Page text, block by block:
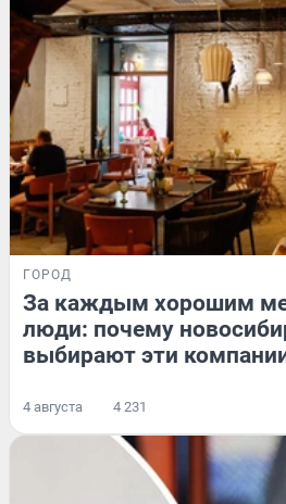
ГОРОД
За каждым хорошим
люди: почему
выбирают эти
4 августа 4 231